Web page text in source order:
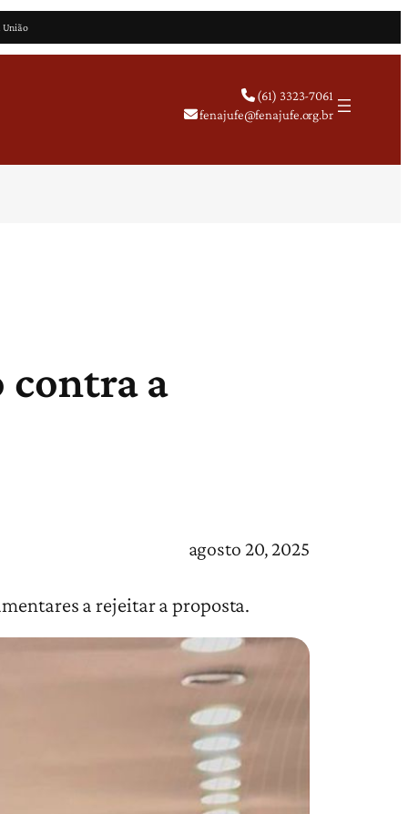
União
(61) 3323-7061
fenajufe@fenajufe.org.br
contra a
agosto 20, 2025
a rejeitar a proposta.